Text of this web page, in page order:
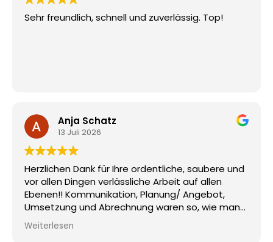
Sehr freundlich, schnell und zuverlässig. Top!
Anja Schatz
13 Juli 2026
Herzlichen Dank für Ihre ordentliche, saubere und
vor allen Dingen verlässliche Arbeit auf allen
Ebenen!! Kommunikation, Planung/ Angebot,
Umsetzung und Abrechnung waren so, wie man
es sich als Auftraggeber wünscht und als
Privatkunde auch darauf vertraut - reibungslos,
Weiterlesen